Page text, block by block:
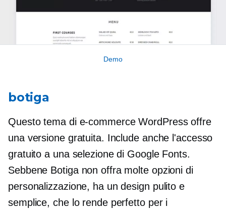
Demo
botiga
Questo tema di e-commerce WordPress offre
una versione gratuita. Include anche l'accesso
gratuito a una selezione di Google Fonts.
Sebbene Botiga non offra molte opzioni di
personalizzazione, ha un design pulito e
semplice, che lo rende perfetto per i